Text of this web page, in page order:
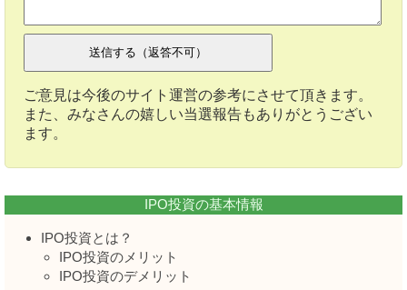
ご意見は今後のサイト運営の参考にさせて頂きます。
また、みなさんの嬉しい当選報告もありがとうござい
ます。
IPO投資の基本情報
IPO投資とは？
IPO投資のメリット
IPO投資のデメリット